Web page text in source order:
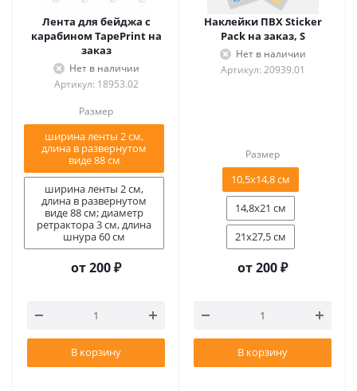
Лента для бейджа с
карабином TapePrint на
заказ
Нет в наличии
Артикул: 18953.02
Размер
ширина ленты 2 см,
длина в развернутом
виде 88 см
ширина ленты 2 см,
длина в развернутом
виде 88 см; диаметр
ретрактора 3 см, длина
шнура 60 см
от200 ₽
В корзину
Наклейки ПВХ Sticker
Pack на заказ, S
Нет в наличии
Артикул: 20939.01
Размер
10,5x14,8 см
14,8x21 см
21x27,5 см
от200 ₽
В корзину